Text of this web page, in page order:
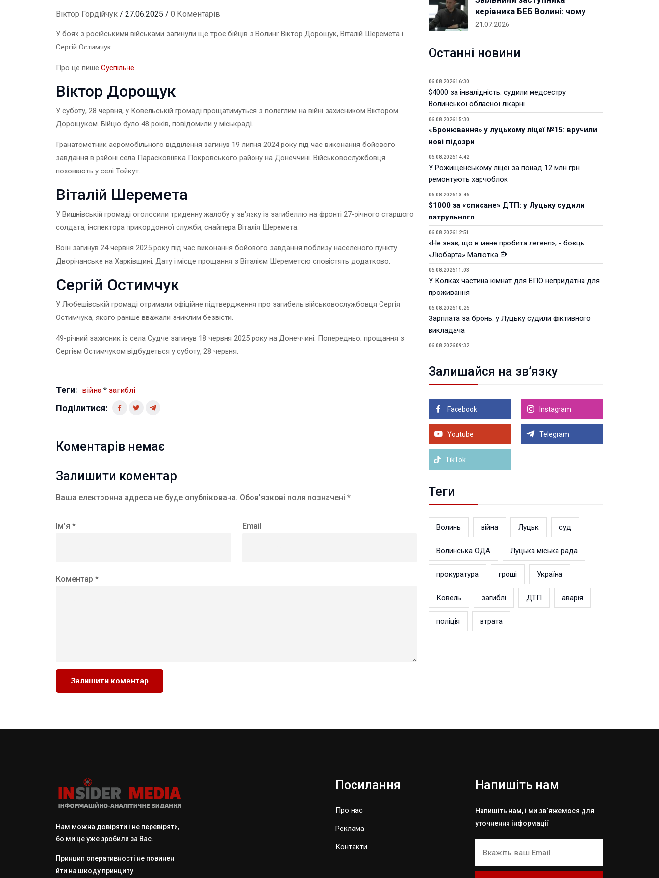
Віктор Гордійчук / 27.06.2025 / 0 Коментарів
У боях з російськими військами загинули ще троє бійців з Волині: Віктор Дорощук, Віталій Шеремета і
Сергій Остимчук.
Про це пише Суспільне.
Віктор Дорощук
У суботу, 28 червня, у Ковельській громаді прощатимуться з полеглим на війні захисником Віктором
Дорощуком. Бійцю було 48 років, повідомили у міськраді.
Гранатометник аеромобільного відділення загинув 19 липня 2024 року під час виконання бойового
завдання в районі села Парасковіївка Покровського району на Донеччині. Військовослужбовця
поховають у селі Тойкут.
Віталій Шеремета
У Вишнівській громаді оголосили триденну жалобу у зв'язку із загибеллю на фронті 27-річного старшого
солдата, інспектора прикордонної служби, снайпера Віталія Шеремета.
Воїн загинув 24 червня 2025 року під час виконання бойового завдання поблизу населеного пункту
Дворічанське на Харківщині. Дату і місце прощання з Віталієм Шереметою сповістять додатково.
Сергій Остимчук
У Любешівській громаді отримали офіційне підтвердження про загибель військовослужбовця Сергія
Остимчука, якого раніше вважали зниклим безвісти.
49-річний захисник із села Судче загинув 18 червня 2025 року на Донеччині. Попередньо, прощання з
Сергієм Остимчуком відбудеться у суботу, 28 червня.
Теги: війна * загиблі
Поділитися:
Коментарів немає
Залишити коментар
Ваша електронна адреса не буде опублікована. Обов’язкові поля позначені *
Ім’я * Email
Коментар *
керівника БЕБ Волині: чому
21.07.2026
Останні новини
06.08.2026 16:30
$4000 за інвалідність: судили медсестру
Волинської обласної лікарні
06.08.2026 15:30
«Бронювання» у луцькому ліцеї №15: вручили
нові підозри
06.08.2026 14:42
У Рожищенському ліцеї за понад 12 млн грн
ремонтують харчоблок
06.08.2026 13:46
$1000 за «списане» ДТП: у Луцьку судили
патрульного
06.08.2026 12:51
«Не знав, що в мене пробита легеня», - боєць
«Любарта» Малютка
06.08.2026 11:03
У Колках частина кімнат для ВПО непридатна для
проживання
06.08.2026 10:26
Зарплата за бронь: у Луцьку судили фіктивного
викладача
06.08.2026 09:32
05.08.2026 21:18
Порівняння телеоб'єктивів Sigma Sports та Sony G-
05.08.2026 21:00
У Луцьку на 99,9% готовий новий Державний
ветеранський простір. ВІДЕО
Більше новин
Залишайся на зв’язку
Facebook Instagram
Youtube Telegram
TikTok
Теги
Волинь війна Луцьк суд
Волинська ОДА Луцька міська рада
прокуратура гроші Україна
Ковель загиблі ДТП аварія
поліція втрата
Нам можна довіряти і не перевіряти,
бо ми це уже зробили за Вас.
Принцип оперативності не повинен
йти на шкоду принципу
Посилання
Про нас
Реклама
Контакти
Напишіть нам
Напишіть нам, і ми зв`яжемося для
уточнення інформації